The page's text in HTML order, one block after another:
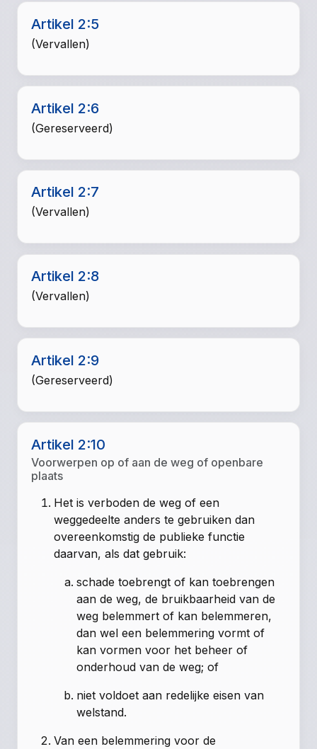
Artikel 2:5
(Vervallen)
Artikel 2:6
(Gereserveerd)
Artikel 2:7
(Vervallen)
Artikel 2:8
(Vervallen)
Artikel 2:9
(Gereserveerd)
Artikel 2:10
Voorwerpen op of aan de weg of openbare
plaats
Het is verboden de weg of een
weggedeelte anders te gebruiken dan
overeenkomstig de publieke functie
daarvan, als dat gebruik:
schade toebrengt of kan toebrengen
aan de weg, de bruikbaarheid van de
weg belemmert of kan belemmeren,
dan wel een belemmering vormt of
kan vormen voor het beheer of
onderhoud van de weg; of
niet voldoet aan redelijke eisen van
welstand.
Van een belemmering voor de